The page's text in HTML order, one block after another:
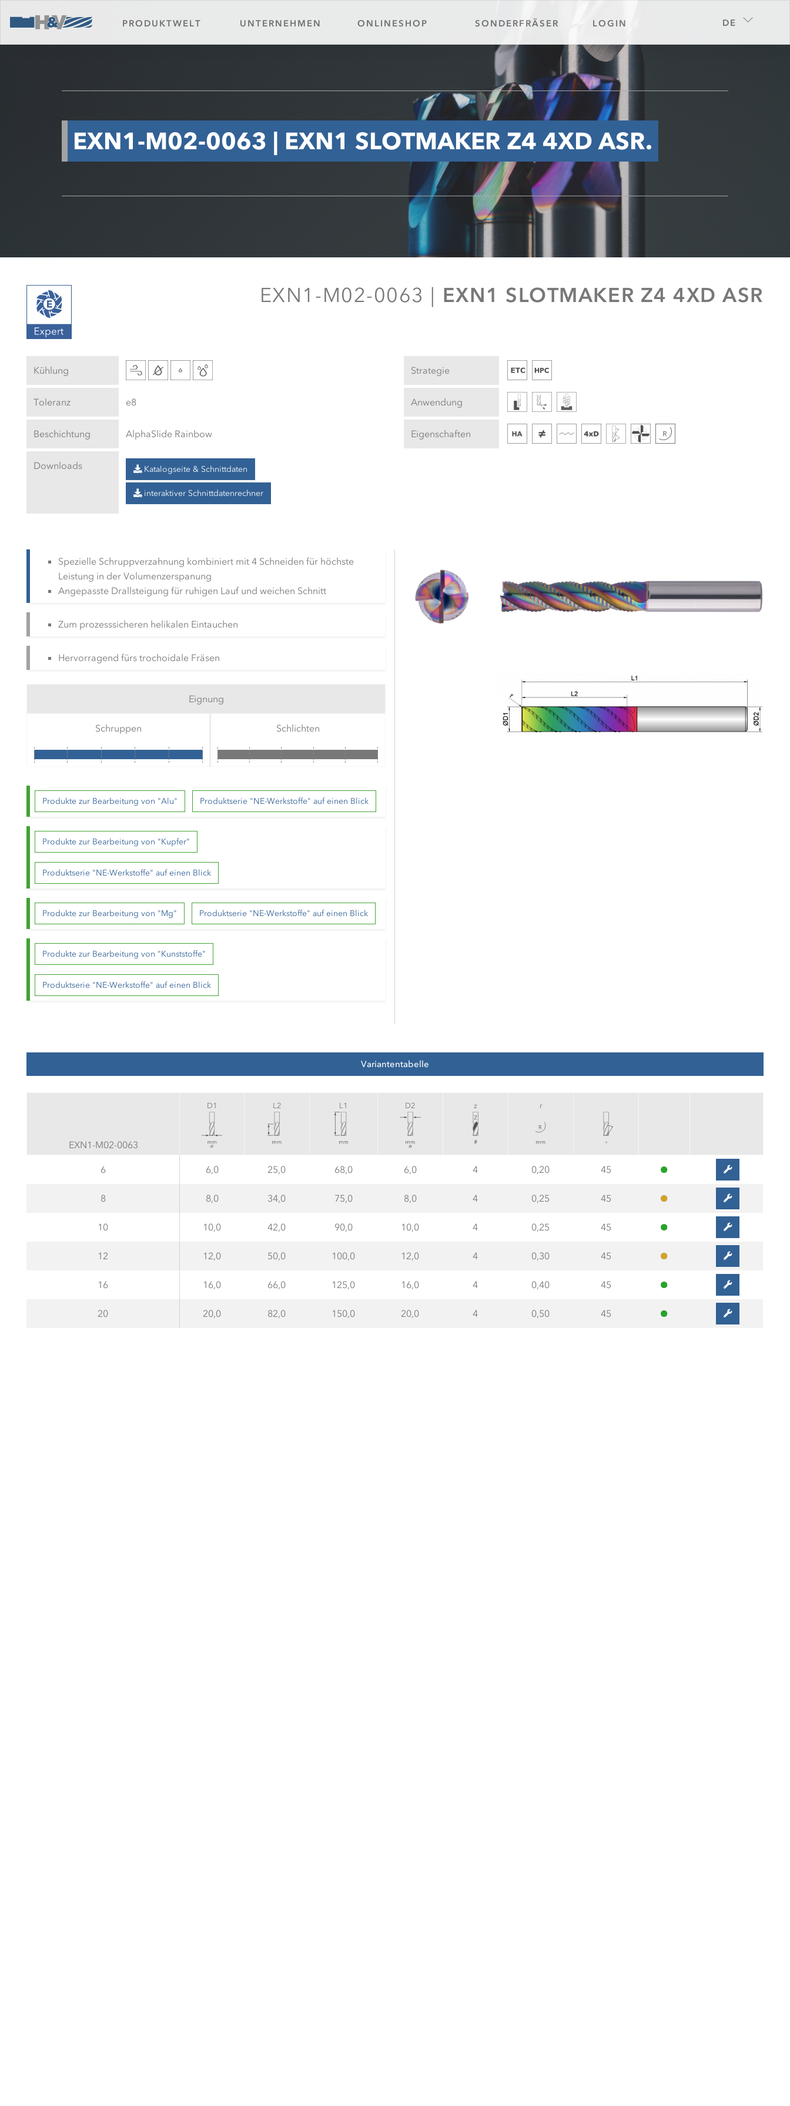
PRODUKTWELT UNTERNEHMEN ONLINESHOP
Schnittdatenrechner
SONDERFRÄSER LOGIN DE
EXN1-M02-0063 | EXN1 SLOTMAKER Z4 4XD ASR.
EXN1-M02-0063 | EXN1 SLOTMAKER Z4 4XD ASR
Kühlung
Toleranz e8
Beschichtung AlphaSlide Rainbow
Downloads Katalogseite & Schnittdaten
interaktiver Schnittdatenrechner
Strategie
Anwendung
Eigenschaften
Spezielle Schruppverzahnung kombiniert mit 4 Schneiden für höchste
Leistung in der Volumenzerspanung
Angepasste Drallsteigung für ruhigen Lauf und weichen Schnitt
Zum prozesssicheren helikalen Eintauchen
Hervorragend fürs trochoidale Fräsen
Eignung
Schruppen Schlichten
Produkte zur Bearbeitung von "Alu" Produktserie "NE-Werkstoffe" auf einen Blick
Produkte zur Bearbeitung von "Kupfer"
Produktserie "NE-Werkstoffe" auf einen Blick
Produkte zur Bearbeitung von "Mg" Produktserie "NE-Werkstoffe" auf einen Blick
Produkte zur Bearbeitung von "Kunststoffe"
Produktserie "NE-Werkstoffe" auf einen Blick
Variantentabelle
EXN1-M02-0063
D1 L2 L1 D2 z r
6 6,0 25,0 68,0 6,0 4 0,20 45
8 8,0 34,0 75,0 8,0 4 0,25 45
10 10,0 42,0 90,0 10,0 4 0,25 45
12 12,0 50,0 100,0 12,0 4 0,30 45
16 16,0 66,0 125,0 16,0 4 0,40 45
20 20,0 82,0 150,0 20,0 4 0,50 45